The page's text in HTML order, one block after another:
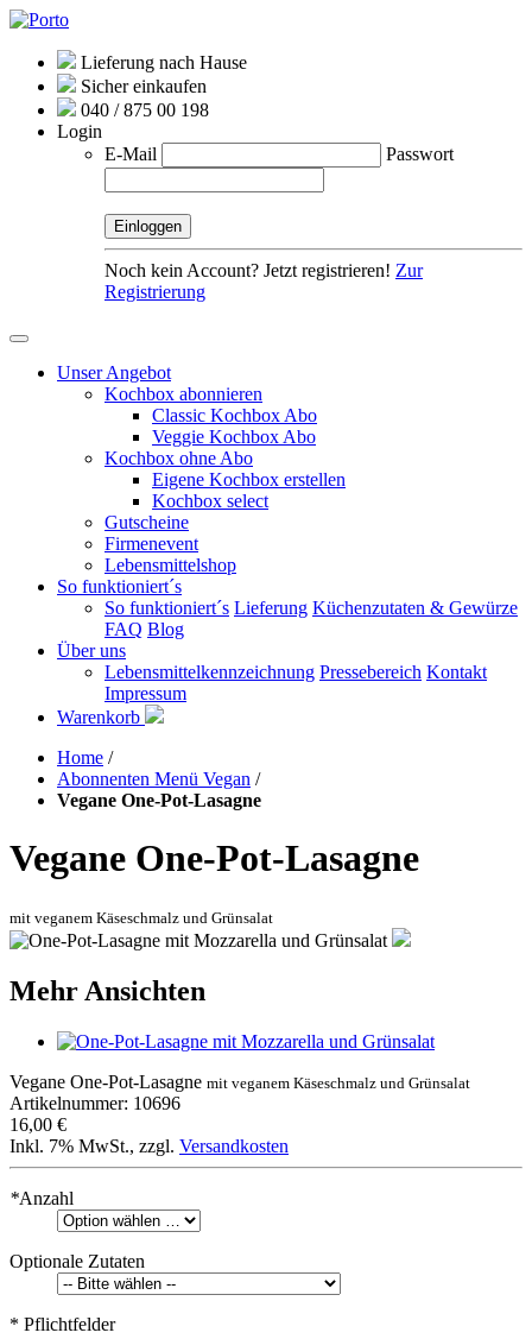
Lieferung nach Hause
Sicher einkaufen
040 / 875 00 198
Login
E-Mail
Passwort
Noch kein Account? Jetzt registrieren! Zur
Registrierung
Unser Angebot
Kochbox abonnieren
Classic Kochbox Abo
Veggie Kochbox Abo
Kochbox ohne Abo
Eigene Kochbox erstellen
Kochbox select
Gutscheine
Firmenevent
Lebensmittelshop
So funktioniert´s
So funktioniert´s Lieferung Küchenzutaten & Gewürze
FAQ Blog
Über uns
Lebensmittelkennzeichnung Pressebereich Kontakt
Impressum
Warenkorb
Home /
Abonnenten Menü Vegan /
Vegane One-Pot-Lasagne
Vegane One-Pot-Lasagne
mit veganem Käseschmalz und Grünsalat
Mehr Ansichten
Vegane One-Pot-Lasagne mit veganem Käseschmalz und Grünsalat
Artikelnummer: 10696
16,00 €
Inkl. 7% MwSt., zzgl. Versandkosten
*Anzahl
Optionale Zutaten
* Pflichtfelder